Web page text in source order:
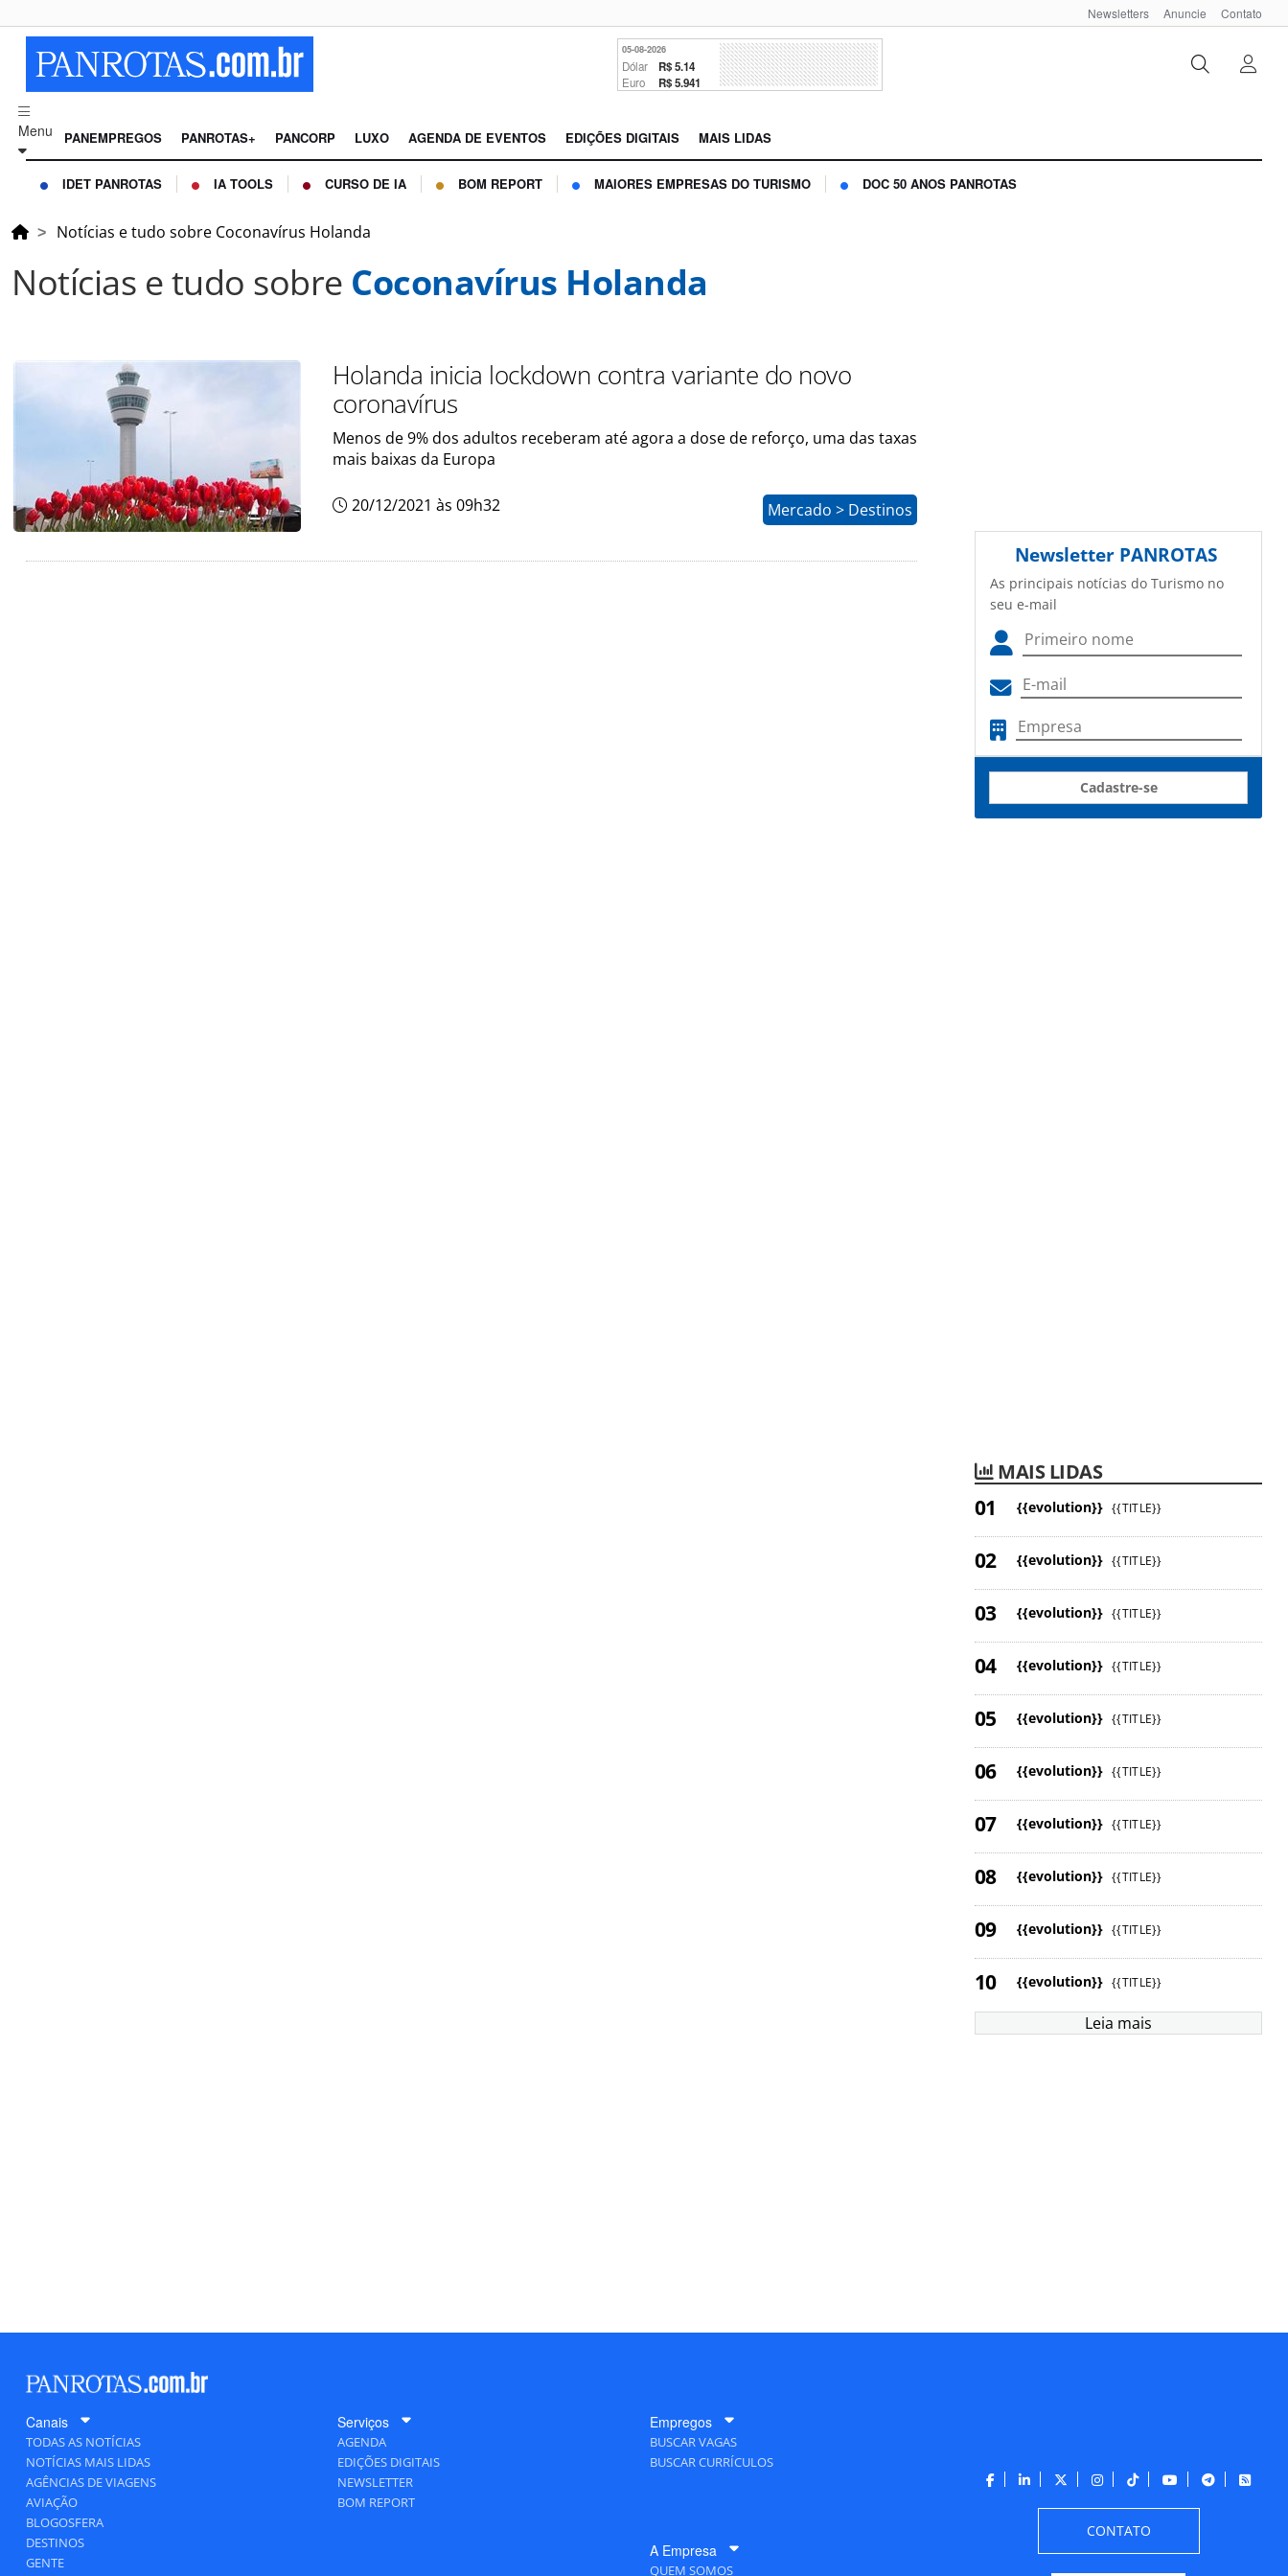
Newsletters Anuncie Contato
05-08-2026
Dólar R$ 5.14
Euro R$ 5.941
Menu PANEMPREGOS PANROTAS+ PANCORP LUXO AGENDA DE EVENTOS EDIÇÕES DIGITAIS MAIS LIDAS
IDET PANROTAS IA TOOLS CURSO DE IA BOM REPORT MAIORES EMPRESAS DO TURISMO DOC 50 ANOS PANROTAS
Notícias e tudo sobre Coconavírus Holanda
Notícias e tudo sobre Coconavírus Holanda
Holanda inicia lockdown contra variante do novo
coronavírus
Menos de 9% dos adultos receberam até agora a dose de reforço, uma das taxas
mais baixas da Europa
20/12/2021 às 09h32 Mercado > Destinos
Newsletter PANROTAS
As principais notícias do Turismo no
seu e-mail
Cadastre-se
MAIS LIDAS
{{evolution}} {{TITLE}}
{{evolution}} {{TITLE}}
{{evolution}} {{TITLE}}
{{evolution}} {{TITLE}}
{{evolution}} {{TITLE}}
{{evolution}} {{TITLE}}
{{evolution}} {{TITLE}}
{{evolution}} {{TITLE}}
{{evolution}} {{TITLE}}
{{evolution}} {{TITLE}}
Leia mais
Canais
TODAS AS NOTÍCIAS
NOTÍCIAS MAIS LIDAS
AGÊNCIAS DE VIAGENS
AVIAÇÃO
BLOGOSFERA
DESTINOS
GENTE
Serviços
AGENDA
EDIÇÕES DIGITAIS
NEWSLETTER
BOM REPORT
Empregos
BUSCAR VAGAS
BUSCAR CURRÍCULOS
A Empresa
QUEM SOMOS
CONTATO